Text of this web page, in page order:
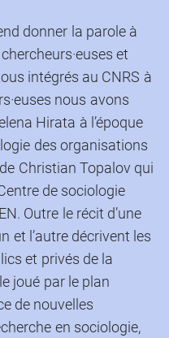
donner la parole à
et
intégrés au CNRS à
nous avons
Hirata à l’époque
des organisations
Christian Topalov qui
de sociologie
Outre le récit d’une
et l’autre décrivent les
et privés de la
joué par le plan
de nouvelles
en sociologie,